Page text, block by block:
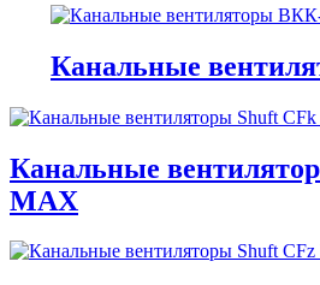
Канальные
Канальные
MAX